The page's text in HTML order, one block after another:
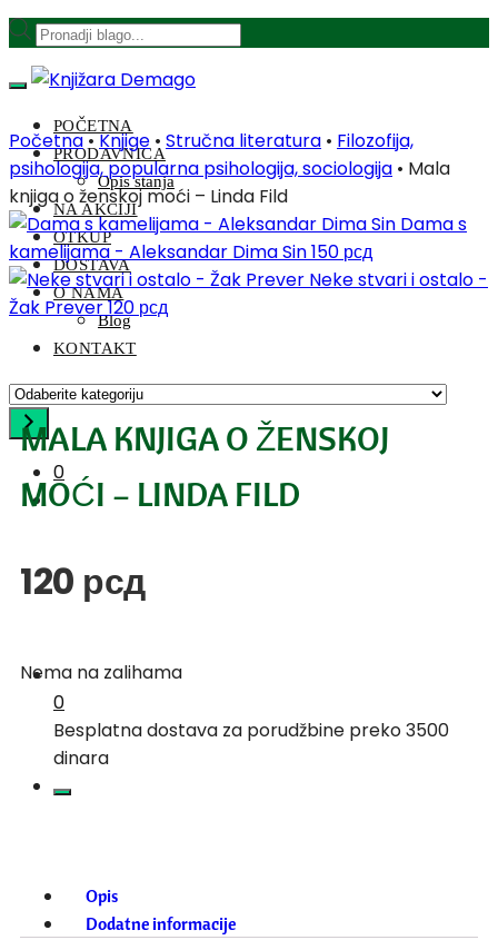
POČETNA
PRODAVNICA
Opis stanja
NA AKCIJI
OTKUP
DOSTAVA
O NAMA
Blog
KONTAKT
0
0
Besplatna dostava za porudžbine preko 3500
dinara
Početna•Knjige • Stručna literatura • Filozofija,
psihologija, popularna psihologija, sociologija • Mala
knjiga o ženskoj moći – Linda Fild
Dama s
kamelijama - Aleksandar Dima Sin150 рсд
Neke stvari i ostalo -
Žak Prever120 рсд
MALA KNJIGA O ŽENSKOJ
MOĆI – LINDA FILD
120 рсд
Nema na zalihama
Opis
Dodatne informacije